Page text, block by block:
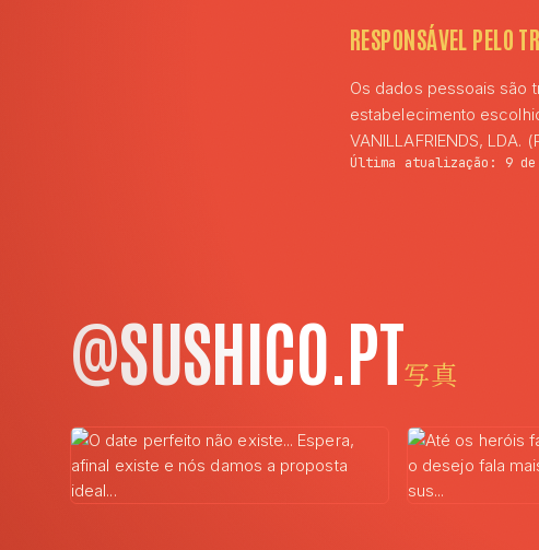
RESPONSÁVEL PELO
Os dados pessoais são
estabelecimento
VANILLAFRIENDS, LDA.
Última atualização: 9
@SUSHICO.PT写真